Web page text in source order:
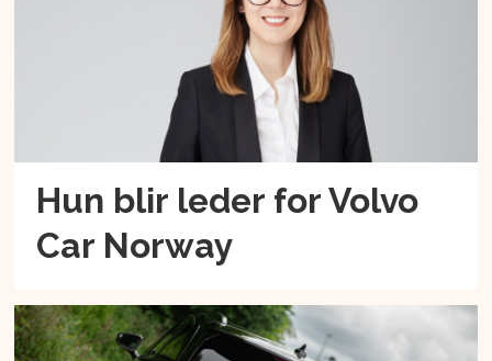
Hun blir leder for Volvo
Car Norway